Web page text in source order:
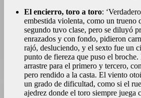
El encierro, toro a toro:
embestida violenta, como un trueno
segundo tuvo clase, pero se diluyó
enrazados y con fondo, pidieron
rajó, desluciendo, y el sexto fue un
punto de fiereza que puso el
arrastre para el primero y tercero,
pero rendido a la casta. El viento
un grado de dificultad, como si el
ajedrez donde el toro siempre juega